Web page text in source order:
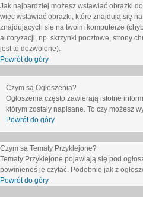
Jak najbardziej możesz wstawiać obrazki
więc wstawiać obrazki, które znajdują się
znajdujących się na twoim komputerze
autoryzacji, np. skrzynki pocztowe, strony
jest to dozwolone).
Powrót do góry
Czym są Ogłoszenia?
Ogłoszenia często zawierają istotne
którym zostały napisane. To czy możesz
Powrót do góry
Czym są Tematy Przyklejone?
Tematy Przyklejone pojawiają się pod
powinieneś je czytać. Podobnie jak z
Powrót do góry